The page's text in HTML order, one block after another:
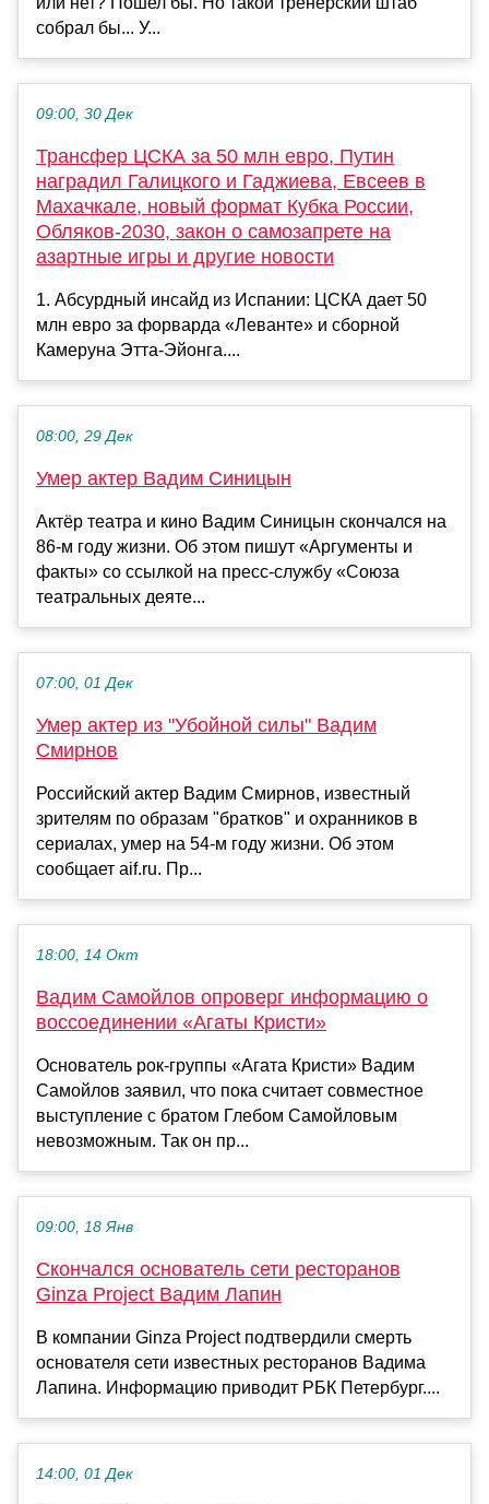
собрал бы... У...
09:00, 30 Дек
Трансфер ЦСКА за 50 млн евро, Путин
наградил Галицкого и Гаджиева, Евсеев в
Махачкале, новый формат Кубка России,
Обляков-2030, закон о самозапрете на
азартные игры и другие новости
1. Абсурдный инсайд из Испании: ЦСКА дает 50
млн евро за форварда «Леванте» и сборной
Камеруна Этта-Эйонга....
08:00, 29 Дек
Умер актер Вадим Синицын
Актёр театра и кино Вадим Синицын скончался на
86-м году жизни. Об этом пишут «Аргументы и
факты» со ссылкой на пресс-службу «Союза
театральных деяте...
07:00, 01 Дек
Умер актер из "Убойной силы" Вадим
Смирнов
Российский актер Вадим Смирнов, известный
зрителям по образам "братков" и охранников в
сериалах, умер на 54-м году жизни. Об этом
сообщает aif.ru. Пр...
18:00, 14 Окт
Вадим Самойлов опроверг информацию о
воссоединении «Агаты Кристи»
Основатель рок-группы «Агата Кристи» Вадим
Самойлов заявил, что пока считает совместное
выступление с братом Глебом Самойловым
невозможным. Так он пр...
09:00, 18 Янв
Скончался основатель сети ресторанов
Ginza Project Вадим Лапин
В компании Ginza Project подтвердили смерть
основателя сети известных ресторанов Вадима
Лапина. Информацию приводит РБК Петербург....
14:00, 01 Дек